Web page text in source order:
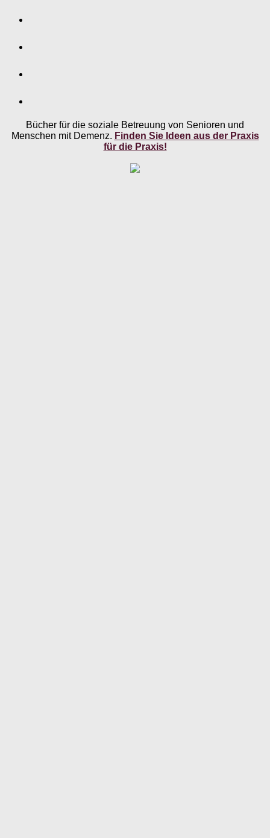
Bücher für die soziale Betreuung von Senioren und
Menschen mit Demenz. Finden Sie Ideen aus der Praxis
für die Praxis!